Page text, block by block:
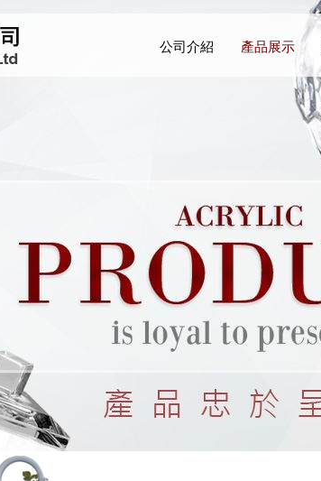
公司介紹 產品展示